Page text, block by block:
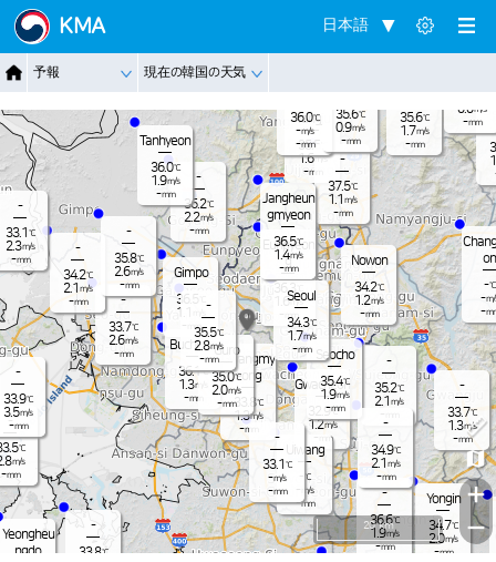
KMA 日本語
予報 現在の韓国の天気
-
℃
m/s
-mm
Yeongheu
ngdo
Yangju
35.5
1.6m/s
-mm
Gwacheon
32.9℃
1.2m/s
-mm
Yongin
34.7℃
2.0m/s
-mm
-
33.7℃
1.3m/s
-mm
-
33.8℃
-
33.7℃
2.6m/s
-mm
-
36.2℃
2.2m/s
-mm
Pocheon
35.6℃
1.7m/s
-mm
-
34.2℃
2.1 m/s
-mm
on
-℃
-m/
-
Tanhyeon
36.0℃
1.9m/s
-mm
- mm
35.6
0.0m/s
-mm
Uiwang
-℃
- m/s
-mm
Gimpo
36.5
1.1
-mm
Gwangmy
eong
33.8℃
1.3m/s
-mm
Bucheon
36.1℃
1.3m/s
-mm
-
35.8℃
2.6m/s
-mm
Guro
35.0℃
2.0m/s
-mm
Eunpyeon
g
36.3
1.6m/s
-mm
Nowon
34.2℃
1.2m/s
-mm
-
35.2℃
2.1 m/s
-mm
Seocho
35.4℃
1.9m/s
-mm
-
37.5℃
1.1 m/s
-mm
-
36.6℃
1.9m/s
-mm
-
33.1 ℃
-m/s
-mm
-
34.9℃
2.1 m/s
-mm
Jangheun
gmyeon
36.5℃
1.4m/s
-mm
n
36.0℃
-m/s
-mm
35.8℃
0.8
-
-
33.1 ℃
2.3m/s
-mm
-
33.9℃
3.5m/s
-mm
-
35.5℃
2.8m/s
-mm
Seoul
34.3℃
1.7m/s
-mm
35.6℃
0.9m/s
-mm
+
−
20 km